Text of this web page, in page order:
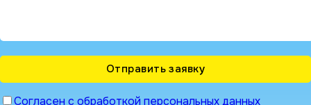
Согласен с обработкой персональных данных